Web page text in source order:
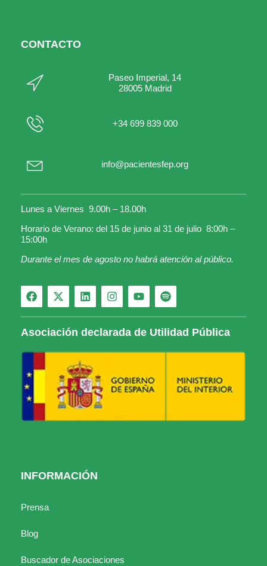
CONTACTO
Paseo Imperial, 14
28005 Madrid
+34 699 839 000
info@pacientesfep.org
Lunes a Viernes 9.00h – 18.00h
Horario de Verano: del 15 de junio al 31 de julio 8:00h –
15:00h
Durante el mes de agosto no habrá atención al público.
Asociación declarada de Utilidad Pública
INFORMACIÓN
Prensa
Blog
Buscador de Asociaciones